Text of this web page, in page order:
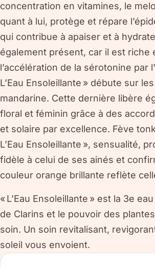
concentration en vitamines, le
quant à lui, protège et répare
qui contribue à apaiser et à
également présent, car il est riche
l’accélération de la sérotonine par
L’Eau Ensoleillante » débute sur
mandarine. Cette dernière libère
floral et féminin grâce à des
et solaire par excellence. Fève
L’Eau Ensoleillante », sensualité,
fidèle à celui de ses ainés et
couleur orange brillante reflète
« L’Eau Ensoleillante » est la 3e
de Clarins et le pouvoir des
soin. Un soin revitalisant,
soleil vous envoient.